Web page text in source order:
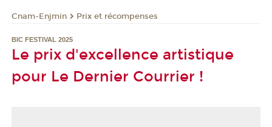
Cnam-Enjmin Prix et récompenses
BIC FESTIVAL 2025
Le prix d'excellence artistique
pour Le Dernier Courrier !